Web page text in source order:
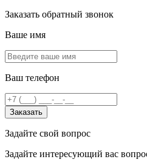
Заказать обратный звонок
Ваше имя
Ваш телефон
Заказать
Задайте свой вопрос
Задайте интересующий вас